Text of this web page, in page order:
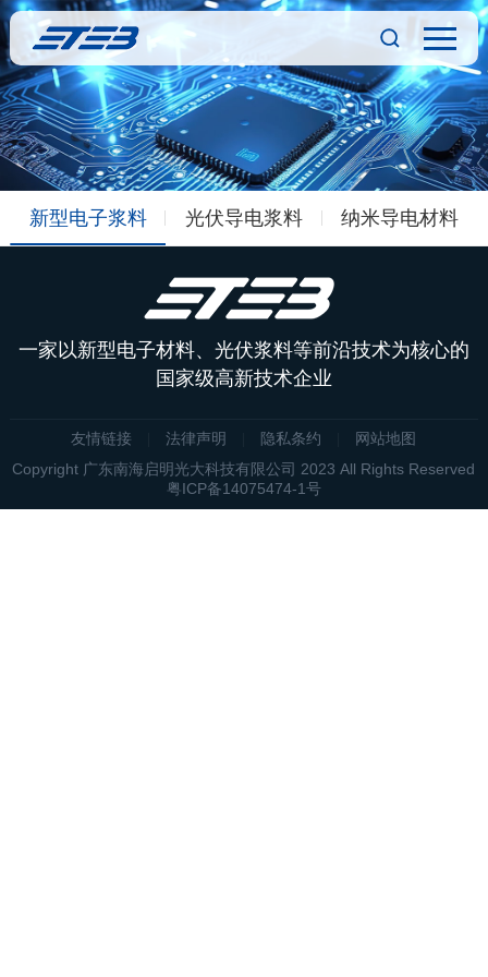
新型电子浆料 光伏导电浆料 纳米导电材料
一家以新型电子材料、光伏浆料等前沿技术为核心的
国家级高新技术企业
友情链接 法律声明 隐私条约
网站地图
Copyright 广东南海启明光大科技有限公司 2023 All Rights Reserved
粤ICP备14075474-1号